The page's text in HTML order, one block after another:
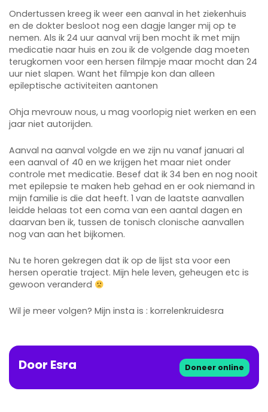
Ondertussen kreeg ik weer een aanval in het ziekenhuis
en de dokter besloot nog een dagje langer mij op te
nemen. Als ik 24 uur aanval vrij ben mocht ik met mijn
medicatie naar huis en zou ik de volgende dag moeten
terugkomen voor een hersen filmpje maar mocht dan 24
uur niet slapen. Want het filmpje kon dan alleen
epileptische activiteiten aantonen
Ohja mevrouw nous, u mag voorlopig niet werken en een
jaar niet autorijden.
Aanval na aanval volgde en we zijn nu vanaf januari al
een aanval of 40 en we krijgen het maar niet onder
controle met medicatie. Besef dat ik 34 ben en nog nooit
met epilepsie te maken heb gehad en er ook niemand in
mijn familie is die dat heeft. 1 van de laatste aanvallen
leidde helaas tot een coma van een aantal dagen en
daarvan ben ik, tussen de tonisch clonische aanvallen
nog van aan het bijkomen.
Nu te horen gekregen dat ik op de lijst sta voor een
hersen operatie traject. Mijn hele leven, geheugen etc is
gewoon veranderd
Wil je meer volgen? Mijn insta is : korrelenkruidesra
Door Esra Doneer online